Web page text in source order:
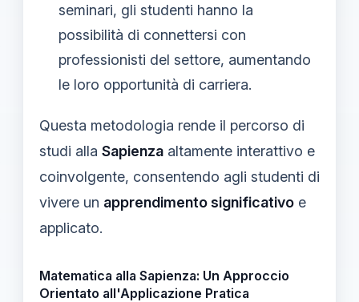
seminari, gli studenti hanno la
possibilità di connettersi con
professionisti del settore, aumentando
le loro opportunità di carriera.
Questa metodologia rende il percorso di
studi alla Sapienza altamente interattivo e
coinvolgente, consentendo agli studenti di
vivere un apprendimento significativo e
applicato.
Matematica alla Sapienza: Un Approccio
Orientato all'Applicazione Pratica